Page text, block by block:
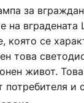
за
на
която се
това
живот.
потребителя и